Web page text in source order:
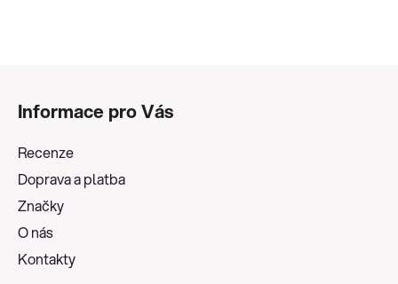
Informace pro Vás
Recenze
Doprava a platba
Značky
O nás
Kontakty